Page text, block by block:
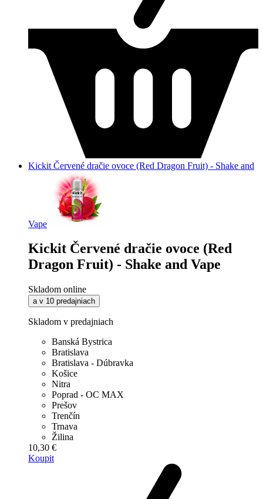
Kickit Červené dračie ovoce (Red Dragon Fruit) - Shake and
Vape
Kickit Červené dračie ovoce (Red
Dragon Fruit) - Shake and Vape
Skladom online
a v 10 predajniach
Skladom v predajniach
Banská Bystrica
Bratislava
Bratislava - Dúbravka
Košice
Nitra
Poprad - OC MAX
Prešov
Trenčín
Trnava
Žilina
10,30 €
Koupit